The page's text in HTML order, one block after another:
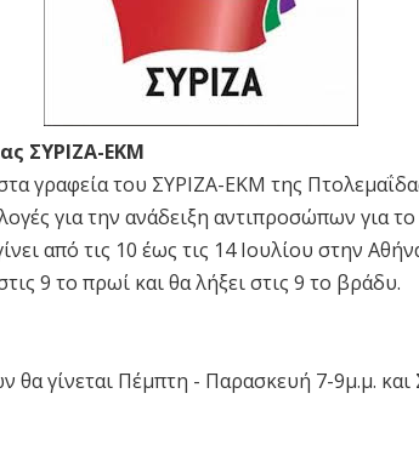
ΣΥΡΙΖΑ-ΕΚΜ
γραφεία του ΣΥΡΙΖΑ-ΕΚΜ της
για την ανάδειξη αντιπροσώπων για
από τις 10 έως τις 14 Ιουλίου στην
9 το πρωί και θα λήξει στις 9 το βράδυ.
θα γίνεται Πέμπτη - Παρασκευή 7-9μ.μ.